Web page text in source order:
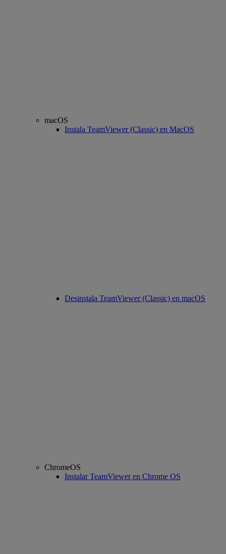
macOS
Instala TeamViewer (Classic) en MacOS
Desinstala TeamViewer (Classic) en macOS
ChromeOS
Instalar TeamViewer en Chrome OS